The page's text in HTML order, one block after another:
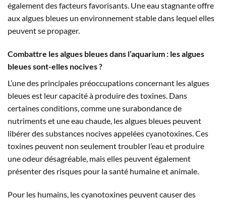
également des facteurs favorisants. Une eau stagnante offre
aux algues bleues un environnement stable dans lequel elles
peuvent se propager.
Combattre les algues bleues dans l’aquarium : les algues
bleues sont-elles nocives ?
L’une des principales préoccupations concernant les algues
bleues est leur capacité à produire des toxines. Dans
certaines conditions, comme une surabondance de
nutriments et une eau chaude, les algues bleues peuvent
libérer des substances nocives appelées cyanotoxines. Ces
toxines peuvent non seulement troubler l’eau et produire
une odeur désagréable, mais elles peuvent également
présenter des risques pour la santé humaine et animale.
Pour les humains, les cyanotoxines peuvent causer des